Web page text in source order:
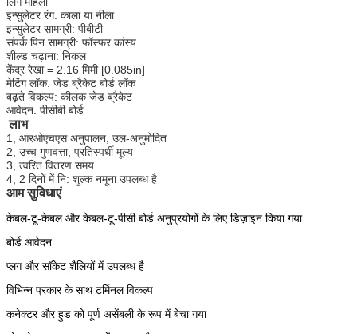
इन्सुलेटर रंग: काला या नीला
इन्सुलेटर सामग्री: पीबीटी
संपर्क पिन सामग्री: फॉस्फर कांस्य
शील्ड चढ़ाना: निकल
केंद्र रेखा = 2.16 मिमी [0.085in]
मेटिंग लॉक: जेड ब्रैकेट बोर्ड लॉक
बढ़ते विकल्प: कीलक जेड ब्रैकेट
आवेदन: पीसीबी बोर्ड
लाभ
1, आरओएचएस अनुपालन, उल-अनुमोदित
2, उच्च गुणवत्ता, प्रतिस्पर्धी मूल्य
3, त्वरित वितरण समय
4, 2 दिनों में नि: शुल्क नमूना उपलब्ध है
आम सुविधाएं
केबल-टू-केबल और केबल-टू-पीसी बोर्ड अनुप्रयोगों के लिए डिज़ाइन किया गया
बोर्ड आवेदन
प्लग और सॉकेट शैलियों में उपलब्ध है
विभिन्न प्रकार के साथ टर्मिनल विकल्प
कनेक्टर और हुड को पूर्ण असेंबली के रूप में बेचा गया